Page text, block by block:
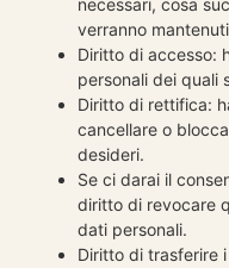
necessari, cosa
verranno
Diritto di accesso:
personali dei quali
Diritto di rettifica:
cancellare o
desideri.
Se ci darai il
diritto di revocare
dati personali.
Diritto di trasferire